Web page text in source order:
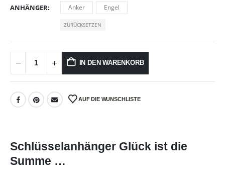
ANHÄNGER Anker Engel
ZURÜCKSETZEN
IN DEN WARENKORB
AUF DIE WUNSCHLISTE
Schlüsselanhänger Glück ist die
Summe …